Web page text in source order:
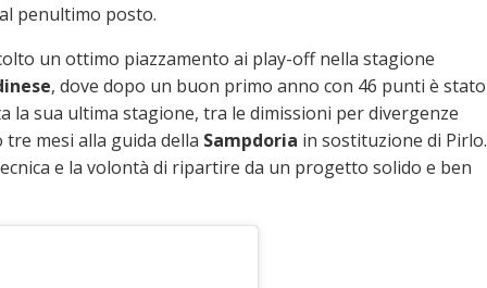
penultimo posto.
un ottimo piazzamento ai play-off nella stagione
, dove dopo un buon primo anno con 46 punti è stato
la sua ultima stagione, tra le dimissioni per divergenze
mesi alla guida della Sampdoria in sostituzione di Pirlo.
e la volontà di ripartire da un progetto solido e ben